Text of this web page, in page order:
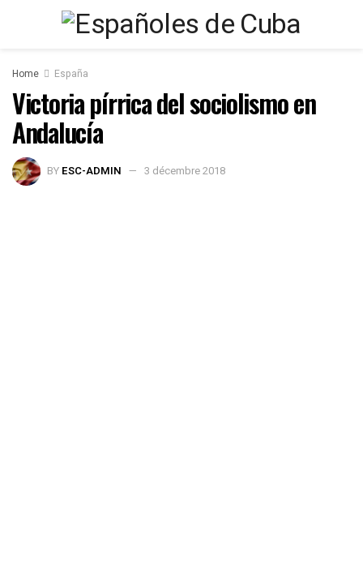
Home España
Victoria pírrica del sociolismo en
Andalucía
BY ESC-ADMIN 3 décembre 2018